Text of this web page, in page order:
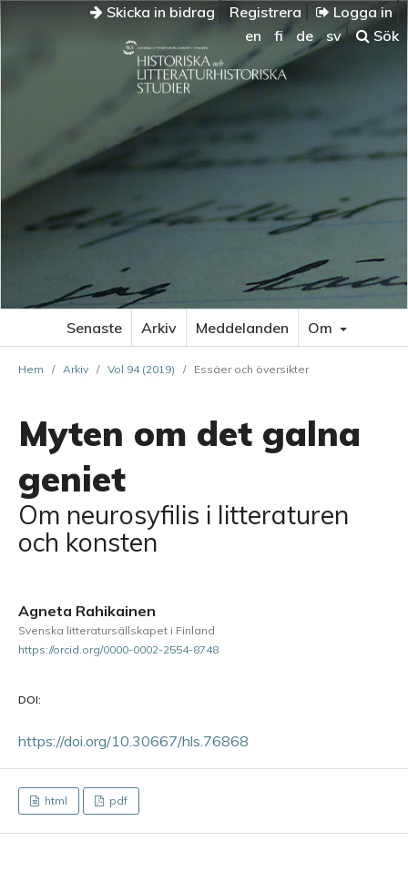
Skicka in bidrag Registrera
Logga in
en
fi de sv Sök
Senaste Arkiv Meddelanden Om
Hem / Arkiv / Vol 94 (2019) / Essäer och översikter
Myten om det galna
geniet
Om neurosyfilis i litteraturen
och konsten
Agneta Rahikainen
Svenska litteratursällskapet i Finland
https://orcid.org/0000-0002-2554-8748
DOI:
https://doi.org/10.30667/hls.76868
html pdf